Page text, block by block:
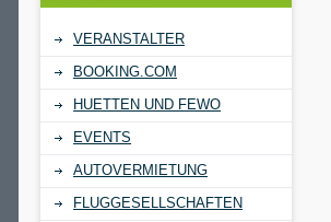
VERANSTALTER
BOOKING.COM
HUETTEN UND FEWO
EVENTS
AUTOVERMIETUNG
FLUGGESELLSCHAFTEN